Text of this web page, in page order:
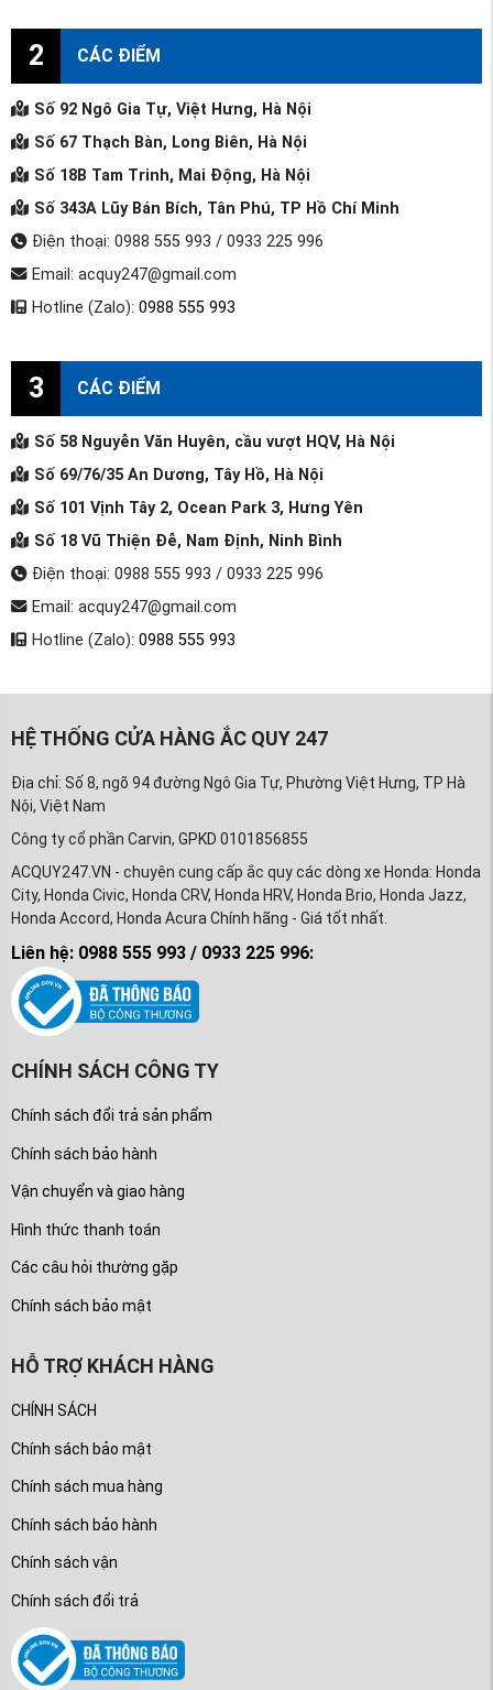
2 CÁC ĐIỂM
Số 92 Ngô Gia Tự, Việt Hưng, Hà Nội
Số 67 Thạch Bàn, Long Biên, Hà Nội
Số 18B Tam Trinh, Mai Động, Hà Nội
Số 343A Lũy Bán Bích, Tân Phú, TP Hồ Chí Minh
Điện thoại: 0988 555 993 / 0933 225 996
Email: acquy247@gmail.com
Hotline (Zalo): 0988 555 993
3 CÁC ĐIỂM
Số 58 Nguyễn Văn Huyên, cầu vượt HQV, Hà Nội
Số 69/76/35 An Dương, Tây Hồ, Hà Nội
Số 101 Vịnh Tây 2, Ocean Park 3, Hưng Yên
Số 18 Vũ Thiện Đễ, Nam Định, Ninh Bình
Điện thoại: 0988 555 993 / 0933 225 996
Email: acquy247@gmail.com
Hotline (Zalo): 0988 555 993
HỆ THỐNG CỬA HÀNG ẮC QUY 247
Địa chỉ: Số 8, ngõ 94 đường Ngô Gia Tự, Phường Việt Hưng, TP Hà
Nội, Việt Nam
Công ty cổ phần Carvin, GPKD 0101856855
ACQUY247.VN - chuyên cung cấp ắc quy các dòng xe Honda: Honda
City, Honda Civic, Honda CRV, Honda HRV, Honda Brio, Honda Jazz,
Honda Accord, Honda Acura Chính hãng - Giá tốt nhất.
Liên hệ: 0988 555 993 / 0933 225 996:
CHÍNH SÁCH CÔNG TY
Chính sách đổi trả sản phẩm
Chính sách bảo hành
Vận chuyển và giao hàng
Hình thức thanh toán
Các câu hỏi thường gặp
Chính sách bảo mật
HỖ TRỢ KHÁCH HÀNG
CHÍNH SÁCH
Chính sách bảo mật
Chính sách mua hàng
Chính sách bảo hành
Chính sách vận
Chính sách đổi trả